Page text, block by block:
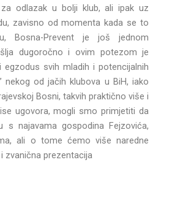
odlazak u bolji klub, ali ipak uz
zavisno od momenta kada se to
Bosna-Prevent je još jednom
dugoročno i ovim potezom je
egzodus svih mladih i potencijalnih
nekog od jačih klubova u BiH, iako
Bosni, takvih praktično više i
ugovora, mogli smo primjetiti da
s najavama gospodina Fejzovića,
ali o tome ćemo više naredne
zvanična prezentacija